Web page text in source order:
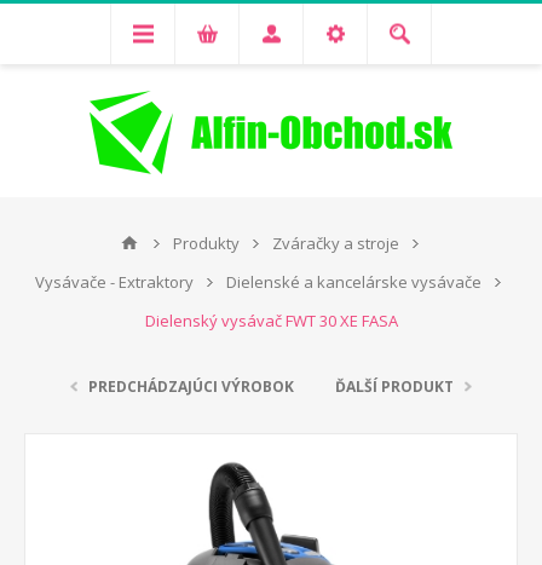
Produkty
Zváračky a stroje
Vysávače - Extraktory
Dielenské a kancelárske vysávače
Dielenský vysávač FWT 30 XE FASA
PREDCHÁDZAJÚCI VÝROBOK ĎALŠÍ PRODUKT